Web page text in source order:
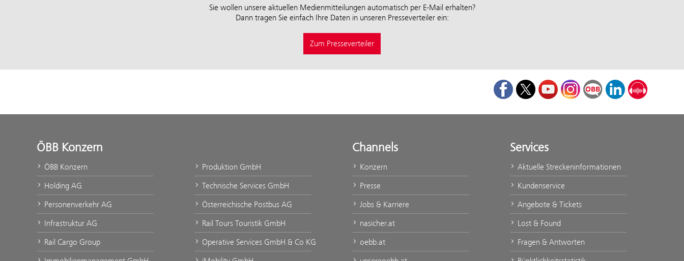
Sie wollen unsere aktuellen Medienmitteilungen automatisch per E-Mail erhalten?
Dann tragen Sie einfach Ihre Daten in unseren Presseverteiler ein:
Zum Presseverteiler
FacebookTwitter YoutubeInstagramÖBB Corporate Blog
LinkedIn
ÖBB Konzern
ÖBB Konzern
Holding AG
Personenverkehr AG
Infrastruktur AG
Rail Cargo Group
Produktion GmbH
Technische Services GmbH
Österreichische Postbus AG
Rail Tours Touristik GmbH
Operative Services GmbH & Co KG
Channels
Konzern
Presse
Jobs & Karriere
nasicher.at
oebb.at
Services
Aktuelle Streckeninformationen
Kundenservice
Angebote & Tickets
Lost & Found
Fragen & Antworten